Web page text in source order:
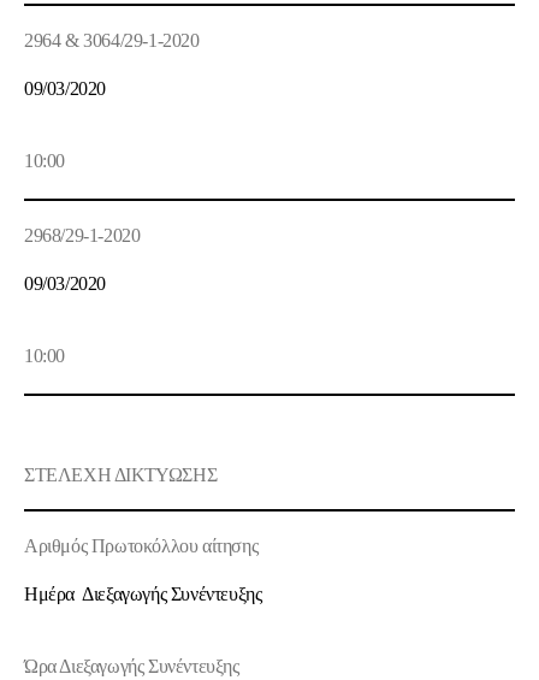
2964 & 3064/29-1-2020
09/03/2020
10:00
2968/29-1-2020
09/03/2020
10:00
ΣΤΕΛΕΧΗ ΔΙΚΤΥΩΣΗΣ
Αριθμός Πρωτοκόλλου αίτησης
Ημέρα Διεξαγωγής Συνέντευξης
Ώρα Διεξαγωγής Συνέντευξης